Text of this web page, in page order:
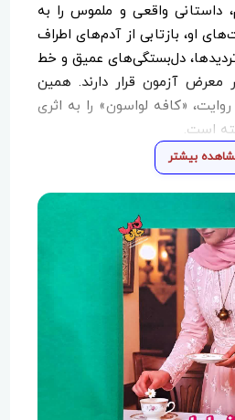
داستانی واقعی و ملموس را به
او، بازتابی از آدم‌های اطراف
دل‌بستگی‌های عمیق و خط
معرض آزمون قرار دارند. همین
«کافه لواسون» را به اثری
است.
بیشتر